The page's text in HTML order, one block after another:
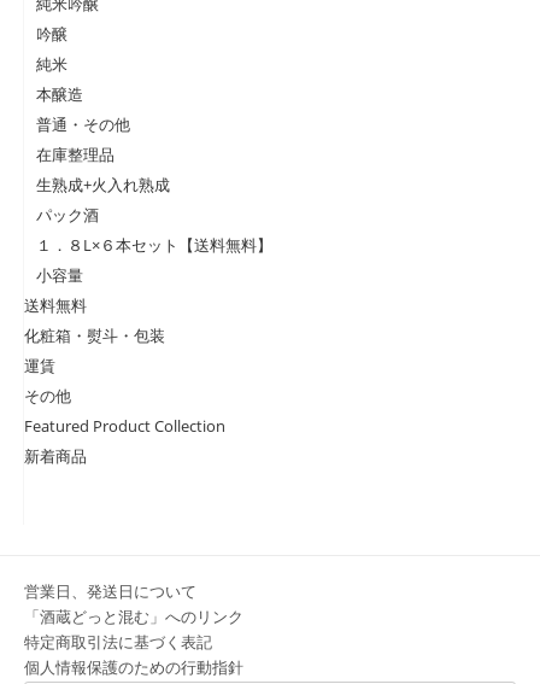
吟醸
純米
本醸造
普通・その他
在庫整理品
生熟成+火入れ熟成
パック酒
１．８L×６本セット【送料無料】
小容量
送料無料
化粧箱・熨斗・包装
運賃
その他
Featured Product Collection
新着商品
営業日、発送日について
「酒蔵どっと混む」へのリンク
特定商取引法に基づく表記
個人情報保護のための行動指針